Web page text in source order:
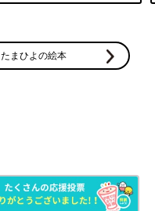
たまひよの絵本